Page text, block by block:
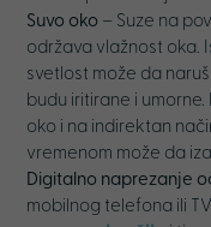
Suvo oko – Suze na
održava vlažnost oka.
svetlost može da
budu iritirane i
oko i na indirektan
vremenom može da
Digitalno naprezanje
mobilnog telefona ili